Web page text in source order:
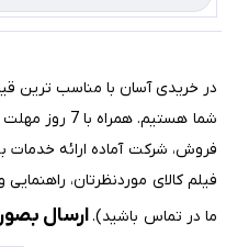
تماس با ما
در خریدی آسان با مناسب ترین
شما هستیم.
فروش، شرکت آماده ارائه
ما در تماس باشید).ارسال